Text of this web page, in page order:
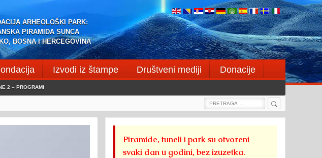
ARHEOLOŠKI PARK:
PIRAMIDA SUNCA
BOSNA I HERCEGOVINA
Izvodi iz štampe Društveni mediji
Donacije
2 – PROGRAMI
Search
Search
Piramide, tuneli i park su otvoreni
svaki dan u godini, bez izuzetka.